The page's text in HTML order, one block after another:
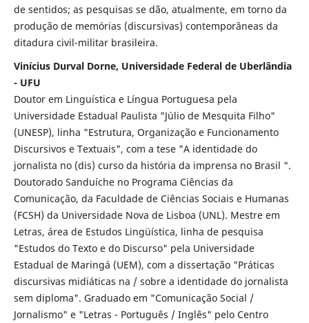
de sentidos; as pesquisas se dão, atualmente, em torno da
produção de memórias (discursivas) contemporâneas da
ditadura civil-militar brasileira.
Vinícius Durval Dorne, Universidade Federal de Uberlândia
- UFU
Doutor em Linguística e Língua Portuguesa pela
Universidade Estadual Paulista "Júlio de Mesquita Filho"
(UNESP), linha "Estrutura, Organização e Funcionamento
Discursivos e Textuais", com a tese "A identidade do
jornalista no (dis) curso da história da imprensa no Brasil ".
Doutorado Sanduíche no Programa Ciências da
Comunicação, da Faculdade de Ciências Sociais e Humanas
(FCSH) da Universidade Nova de Lisboa (UNL). Mestre em
Letras, área de Estudos Lingüística, linha de pesquisa
"Estudos do Texto e do Discurso" pela Universidade
Estadual de Maringá (UEM), com a dissertação "Práticas
discursivas midiáticas na / sobre a identidade do jornalista
sem diploma". Graduado em "Comunicação Social /
Jornalismo" e "Letras - Português / Inglês" pelo Centro